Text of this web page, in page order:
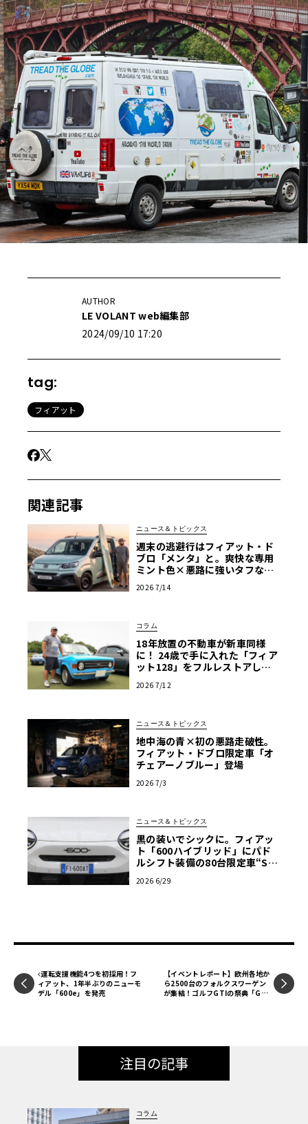
AUTHOR
LE VOLANT web編集部
2024/09/10 17:20
tag:
フィアット
関連記事
ニュース＆トピックス
週末の逃避行はフィアット・ド
ブロ「メンタ」と。爽快な専用
ミント色×悪路に強いタフなMP
2026 7/14
コラム
18年放置の不動車が新車同様
に！ 24歳で手に入れた「フィア
ット128」をフルレストアした
2026 7/12
ニュース＆トピックス
地中海の青×初の悪路走破性。
フィアット・ドブロ限定車「オ
チェアーノブルー」登場
2026 7/3
ニュース＆トピックス
黒の装いでシックに。フィアッ
ト「600ハイブリッド」にパド
ルシフト装備の80台限定車“Sp
2026 6/29
運転支援機能4つを初採用！フ
ィアット、1年半ぶりのニューモ
デル「600e」を発売
【イベントレポート】欧州各地か
ら2500台のフォルクスワーゲン
が集結！ゴルフGTIの祭典「GTI
注目の記事
コラム